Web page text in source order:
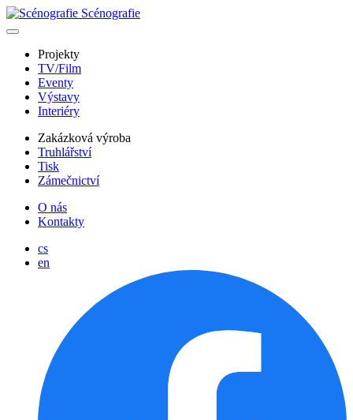
Scénografie
Projekty
TV/Film
Eventy
Výstavy
Interiéry
Zakázková výroba
Truhlářství
Tisk
Zámečnictví
O nás
Kontakty
cs
en